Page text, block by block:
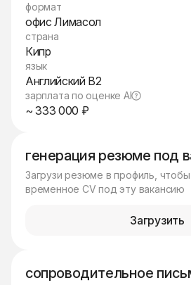
генерация резюме под
Загрузи резюме в профиль,
временное CV под эту вакансию
Загрузить
сопроводительное
формат
офис Лимасол
страна
Кипр
язык
Английский B2
зарплата по оценке AI
~ 333 000 ₽